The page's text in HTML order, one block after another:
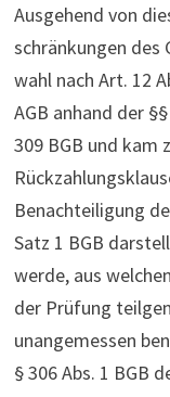
Ausgehend von
schrän­kungen
wahl nach Art. 12
AGB anhand der
309 BGB und kam
Benachteiligung
Satz 1 BGB
werde, aus
der Prüfung
unan­ge­messen
§ 306 Abs. 1 BGB